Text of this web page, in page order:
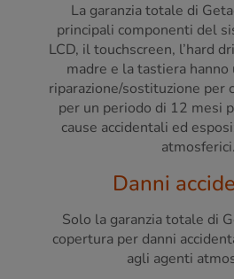
La garanzia totale di
principali componenti del
LCD, il touchscreen, l’hard
madre e la tastiera
riparazione/sostituzione per
per un periodo di 12 mesi
cause accidentali ed
atmosferici.
Danni
Solo la garanzia totale di
copertura per danni
agli agenti